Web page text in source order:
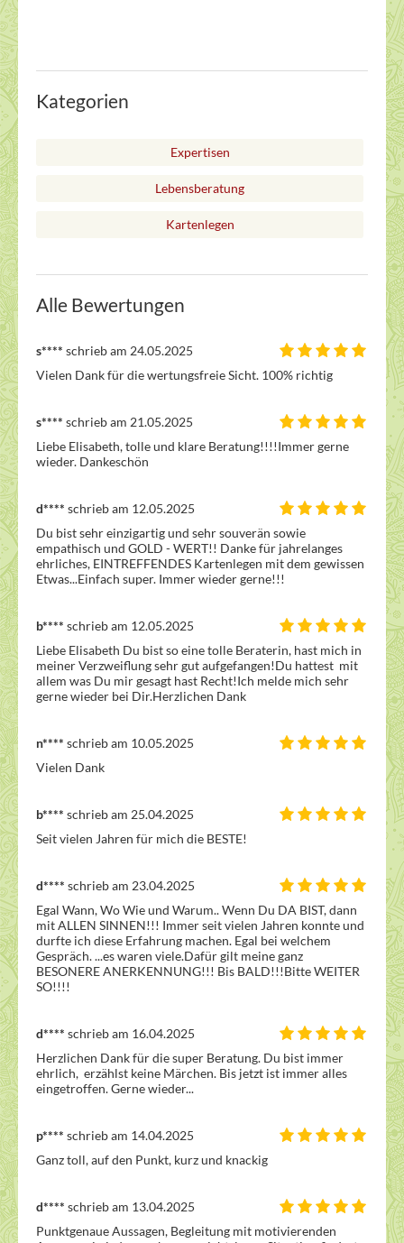
Kategorien
Expertisen
Lebensberatung
Kartenlegen
Alle Bewertungen
s**** schrieb am 24.05.2025
Vielen Dank für die wertungsfreie Sicht. 100% richtig
s**** schrieb am 21.05.2025
Liebe Elisabeth, tolle und klare Beratung!!!!Immer gerne
wieder. Dankeschön
d**** schrieb am 12.05.2025
Du bist sehr einzigartig und sehr souverän sowie
empathisch und GOLD - WERT!! Danke für jahrelanges
ehrliches, EINTREFFENDES Kartenlegen mit dem gewissen
Etwas...Einfach super. Immer wieder gerne!!!
b**** schrieb am 12.05.2025
Liebe Elisabeth Du bist so eine tolle Beraterin, hast mich in
meiner Verzweiflung sehr gut aufgefangen!Du hattest  mit
allem was Du mir gesagt hast Recht!Ich melde mich sehr
gerne wieder bei Dir.Herzlichen Dank
n**** schrieb am 10.05.2025
Vielen Dank
b**** schrieb am 25.04.2025
Seit vielen Jahren für mich die BESTE!
d**** schrieb am 23.04.2025
Egal Wann, Wo Wie und Warum.. Wenn Du DA BIST, dann
mit ALLEN SINNEN!!! Immer seit vielen Jahren konnte und
durfte ich diese Erfahrung machen. Egal bei welchem
Gespräch. ...es waren viele.Dafür gilt meine ganz
BESONERE ANERKENNUNG!!! Bis BALD!!!Bitte WEITER
SO!!!!
d**** schrieb am 16.04.2025
Herzlichen Dank für die super Beratung. Du bist immer
ehrlich,  erzählst keine Märchen. Bis jetzt ist immer alles
eingetroffen. Gerne wieder...
p**** schrieb am 14.04.2025
Ganz toll, auf den Punkt, kurz und knackig
d**** schrieb am 13.04.2025
Punktgenaue Aussagen, Begleitung mit motivierenden